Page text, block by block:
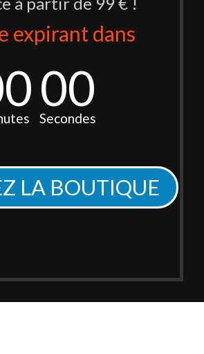
expirant dans
00
Secondes
LA BOUTIQUE